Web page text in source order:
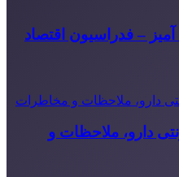
– فدراسیون اقتصاد
دارو، ملاحظات و